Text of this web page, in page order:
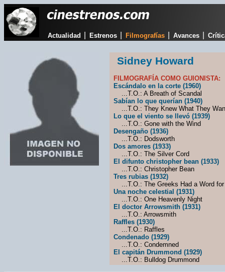
Actualidad Estrenos Filmografías Avances
Sidney Howard
FILMOGRAFÍA COMO GUIONISTA:
Escándalo en la corte (1960)
...T.O.: A Breath of Scandal
Sabían lo que querían (1940)
...T.O.: They Knew What They
Lo que el viento se llevó (1939)
...T.O.: Gone with the Wind
Desengaño (1936)
...T.O.: Dodsworth
Dos amores (1933)
...T.O.: The Silver Cord
El difunto christopher bean (1933)
...T.O.: Christopher Bean
Tres rubias (1932)
...T.O.: The Greeks Had a Word for
Una noche celestial (1931)
...T.O.: One Heavenly Night
El doctor Arrowsmith (1931)
...T.O.: Arrowsmith
Raffles (1930)
...T.O.: Raffles
Condenado (1929)
...T.O.: Condemned
El capitán Drummond (1929)
...T.O.: Bulldog Drummond